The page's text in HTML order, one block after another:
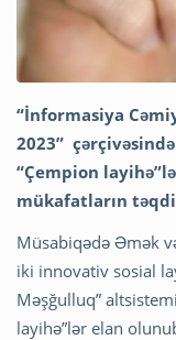
“İnformasiya
2023”
“Çempion
mükafatların
Müsabiqədə Əmək
iki innovativ sosial
Məşğulluq”
layihə”lər elan